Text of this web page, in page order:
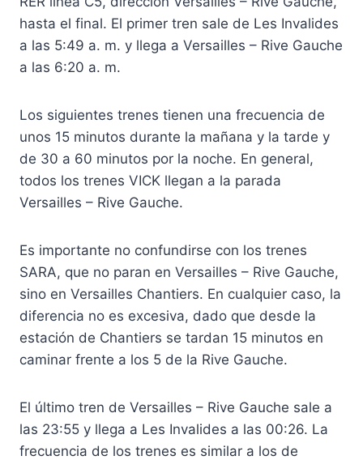
hasta el final. El primer tren sale de Les Invalides
a las 5:49 a. m. y llega a Versailles – Rive Gauche
a las 6:20 a. m.
Los siguientes trenes tienen una frecuencia de
unos 15 minutos durante la mañana y la tarde y
de 30 a 60 minutos por la noche. En general,
todos los trenes VICK llegan a la parada
Versailles – Rive Gauche.
Es importante no confundirse con los trenes
SARA, que no paran en Versailles – Rive Gauche,
sino en Versailles Chantiers. En cualquier caso, la
diferencia no es excesiva, dado que desde la
estación de Chantiers se tardan 15 minutos en
caminar frente a los 5 de la Rive Gauche.
El último tren de Versailles – Rive Gauche sale a
las 23:55 y llega a Les Invalides a las 00:26. La
frecuencia de los trenes es similar a los de